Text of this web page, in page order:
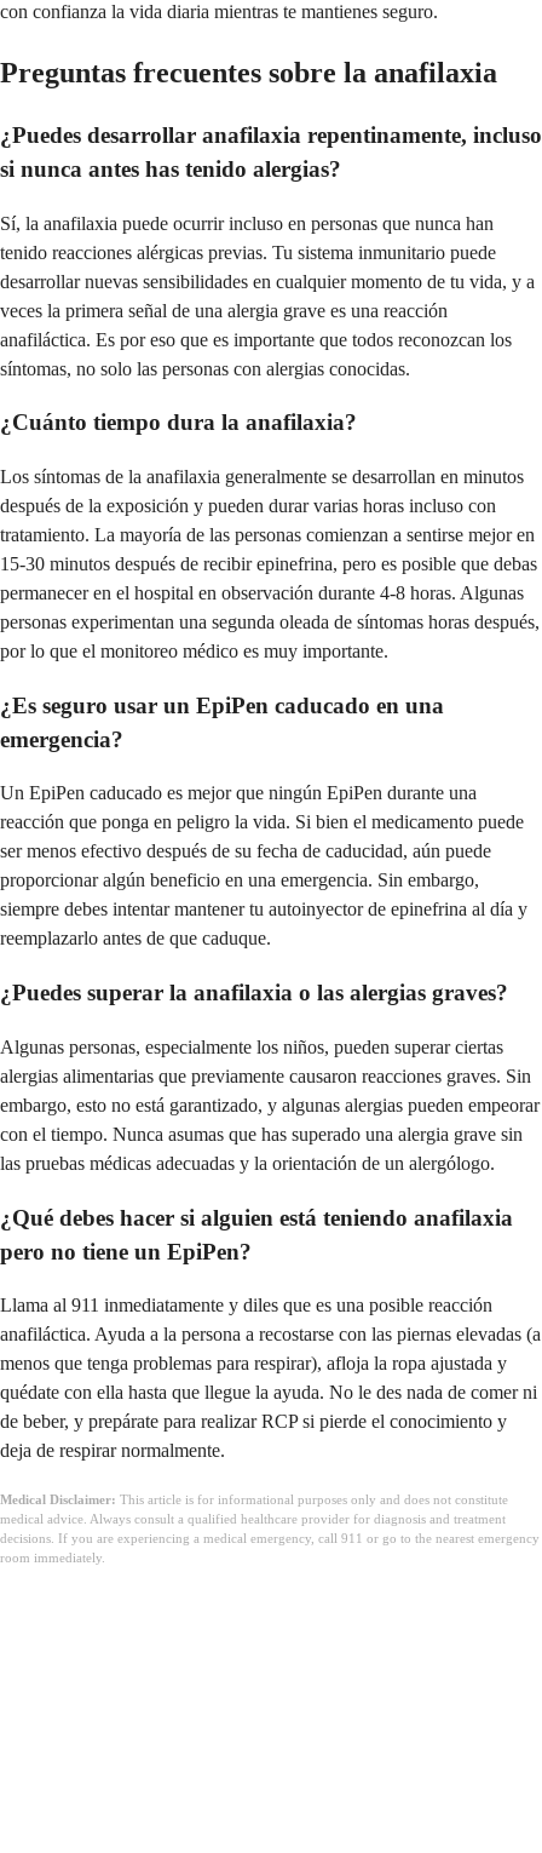
con confianza la vida diaria mientras te mantienes seguro.
Preguntas frecuentes sobre la anafilaxia
¿Puedes desarrollar anafilaxia repentinamente, incluso
si nunca antes has tenido alergias?
Sí, la anafilaxia puede ocurrir incluso en personas que nunca han
tenido reacciones alérgicas previas. Tu sistema inmunitario puede
desarrollar nuevas sensibilidades en cualquier momento de tu vida, y a
veces la primera señal de una alergia grave es una reacción
anafiláctica. Es por eso que es importante que todos reconozcan los
síntomas, no solo las personas con alergias conocidas.
¿Cuánto tiempo dura la anafilaxia?
Los síntomas de la anafilaxia generalmente se desarrollan en minutos
después de la exposición y pueden durar varias horas incluso con
tratamiento. La mayoría de las personas comienzan a sentirse mejor en
15-30 minutos después de recibir epinefrina, pero es posible que debas
permanecer en el hospital en observación durante 4-8 horas. Algunas
personas experimentan una segunda oleada de síntomas horas después,
por lo que el monitoreo médico es muy importante.
¿Es seguro usar un EpiPen caducado en una
emergencia?
Un EpiPen caducado es mejor que ningún EpiPen durante una
reacción que ponga en peligro la vida. Si bien el medicamento puede
ser menos efectivo después de su fecha de caducidad, aún puede
proporcionar algún beneficio en una emergencia. Sin embargo,
siempre debes intentar mantener tu autoinyector de epinefrina al día y
reemplazarlo antes de que caduque.
¿Puedes superar la anafilaxia o las alergias graves?
Algunas personas, especialmente los niños, pueden superar ciertas
alergias alimentarias que previamente causaron reacciones graves. Sin
embargo, esto no está garantizado, y algunas alergias pueden empeorar
con el tiempo. Nunca asumas que has superado una alergia grave sin
las pruebas médicas adecuadas y la orientación de un alergólogo.
¿Qué debes hacer si alguien está teniendo anafilaxia
pero no tiene un EpiPen?
Llama al 911 inmediatamente y diles que es una posible reacción
anafiláctica. Ayuda a la persona a recostarse con las piernas elevadas (a
menos que tenga problemas para respirar), afloja la ropa ajustada y
quédate con ella hasta que llegue la ayuda. No le des nada de comer ni
de beber, y prepárate para realizar RCP si pierde el conocimiento y
deja de respirar normalmente.
Medical Disclaimer: This article is for informational purposes only and does not constitute
medical advice. Always consult a qualified healthcare provider for diagnosis and treatment
decisions. If you are experiencing a medical emergency, call 911 or go to the nearest emergency
room immediately.